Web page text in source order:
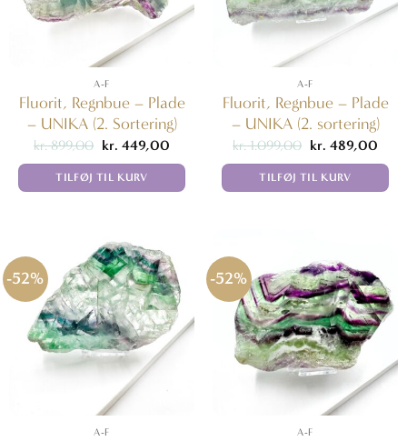
A-F
Fluorit, Regnbue – Plade
– UNIKA (2. Sortering)
kr.899,00 Den
pris
var:
kr. 449,00Den
pris
TILFØJ TIL KURV
A-F
Fluorit, Regnbue – Plade
– UNIKA (2. sortering)
kr.1.099,00 Den
pris
var:
kr. 489,00Den
pris
er:
TILFØJ TIL KURV
-52%
A-F
-52%
A-F